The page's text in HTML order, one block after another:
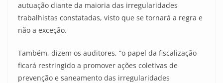
autuação diante da maioria das irregularidades
trabalhistas constatadas, visto que se tornará a regra e
não a exceção.
Também, dizem os auditores, “o papel da fiscalização
ficará restringido a promover ações coletivas de
prevenção e saneamento das irregularidades